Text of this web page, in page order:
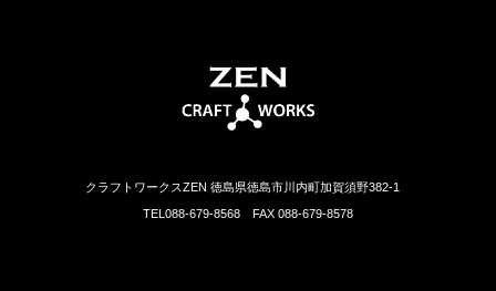
クラフトワークスZEN 徳島県徳島市川内町加賀須野382-1
TEL088-679-8568 FAX 088-679-8578